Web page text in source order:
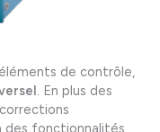
de contrôle,
. En plus des
des fonctionnalités